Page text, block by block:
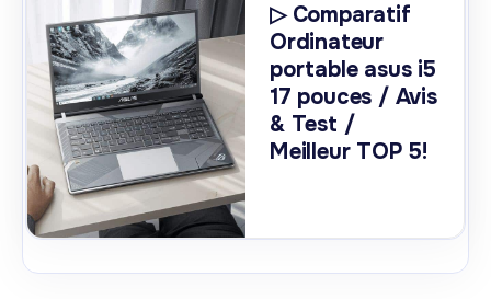
▷ Comparatif
Ordinateur
portable asus i5
17 pouces / Avis
& Test /
Meilleur TOP 5!